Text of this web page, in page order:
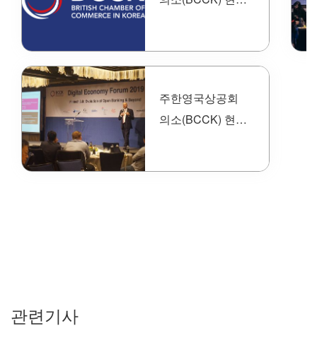
주한영국상공회
의소(BCCK) 현직
관련기사